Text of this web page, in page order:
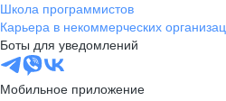
Школа программистов
Карьера в некоммерческих
Боты для уведомлений
Мобильное приложение